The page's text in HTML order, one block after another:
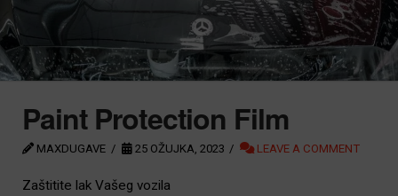
Paint Protection Film
MAXDUGAVE 25 OŽUJKA, 2023 LEAVE A COMMENT
Zaštitite lak Vašeg vozila